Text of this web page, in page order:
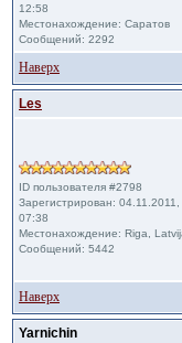
12:58
Местонахождение: Саратов
Сообщений: 2292
Наверх
Les
ID пользователя #2798
Зарегистрирован: 04.11.2011,
07:38
Местонахождение: Riga,
Сообщений: 5442
Наверх
Yarnichin